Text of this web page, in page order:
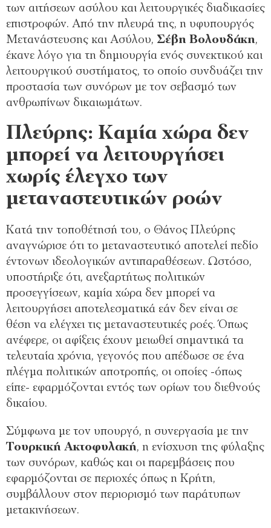
των αιτήσεων ασύλου και λειτουργικές διαδικασίες
επιστροφών. Από την πλευρά της, η υφυπουργός
Μετανάστευσης και Ασύλου, Σέβη Βολουδάκη,
έκανε λόγο για τη δημιουργία ενός συνεκτικού και
λειτουργικού συστήματος, το οποίο συνδυάζει την
προστασία των συνόρων με τον σεβασμό των
ανθρωπίνων δικαιωμάτων.
Πλεύρης: Καμία χώρα δεν
μπορεί να λειτουργήσει
χωρίς έλεγχο των
μεταναστευτικών ροών
Κατά την τοποθέτησή του, ο Θάνος Πλεύρης
αναγνώρισε ότι το μεταναστευτικό αποτελεί πεδίο
έντονων ιδεολογικών αντιπαραθέσεων. Ωστόσο,
υποστήριξε ότι, ανεξαρτήτως πολιτικών
προσεγγίσεων, καμία χώρα δεν μπορεί να
λειτουργήσει αποτελεσματικά εάν δεν είναι σε
θέση να ελέγχει τις μεταναστευτικές ροές. Όπως
ανέφερε, οι αφίξεις έχουν μειωθεί σημαντικά τα
τελευταία χρόνια, γεγονός που απέδωσε σε ένα
πλέγμα πολιτικών αποτροπής, οι οποίες -όπως
είπε- εφαρμόζονται εντός των ορίων του διεθνούς
δικαίου.
Σύμφωνα με τον υπουργό, η συνεργασία με την
Τουρκική Ακτοφυλακή, η ενίσχυση της φύλαξης
των συνόρων, καθώς και οι παρεμβάσεις που
εφαρμόζονται σε περιοχές όπως η Κρήτη,
συμβάλλουν στον περιορισμό των παράτυπων
μετακινήσεων.